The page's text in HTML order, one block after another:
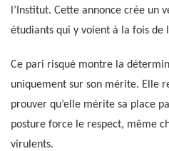
l’Institut. Cette annonce crée un
étudiants qui y voient à la fois de
Ce pari risqué montre la
uniquement sur son mérite. Elle
prouver qu’elle mérite sa place
posture force le respect, même
virulents.